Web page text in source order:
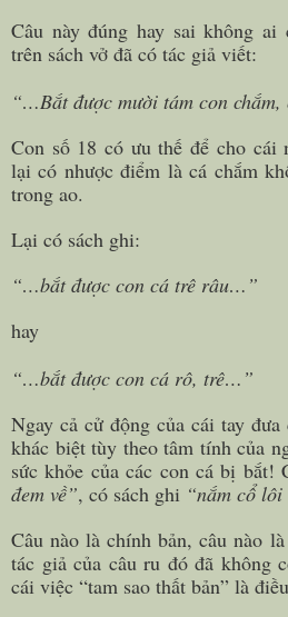
Câu này đúng hay sai không
trên sách vở đã có tác giả viết:
“…Bắt được mười tám con
Con số 18 có ưu thế để cho cái
lại có nhược điểm là cá chắm
trong ao.
Lại có sách ghi:
“…bắt được con cá trê râu…”
hay
“…bắt được con cá rô, trê…”
Ngay cả cử động của cái tay
khác biệt tùy theo tâm tính của
sức khỏe của các con cá bị bắt!
đem về”, có sách ghi “nắm cổ lôi
Câu nào là chính bản, câu nào
tác giả của câu ru đó đã không
cái việc “tam sao thất bản” là